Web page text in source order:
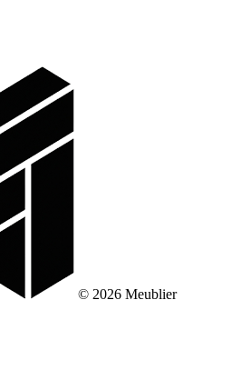
© 2026 Meublier